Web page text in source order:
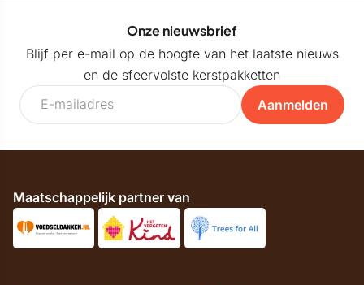
Onze nieuwsbrief
Blijf per e-mail op de hoogte van het laatste nieuws
en de sfeervolste kerstpakketten
Aanmelden
Maatschappelijk partner van